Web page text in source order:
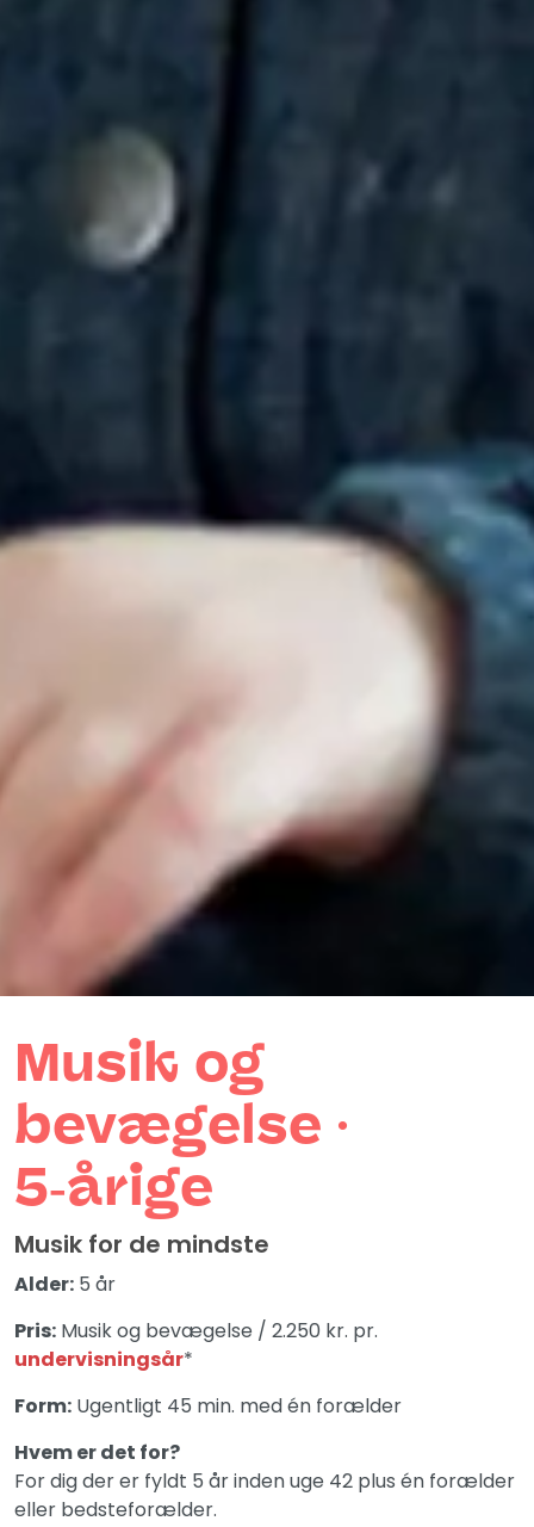
Musik og
bevægelse ∙
5‑årige
Musik for de mindste
Alder: 5 år
Pris: Musik og bevægelse / 2.250 kr. pr.
undervisningsår*
Form: Ugentligt 45 min. med én forælder
Hvem er det for?
For dig der er fyldt 5 år inden uge 42 plus én forælder
eller bedsteforælder.